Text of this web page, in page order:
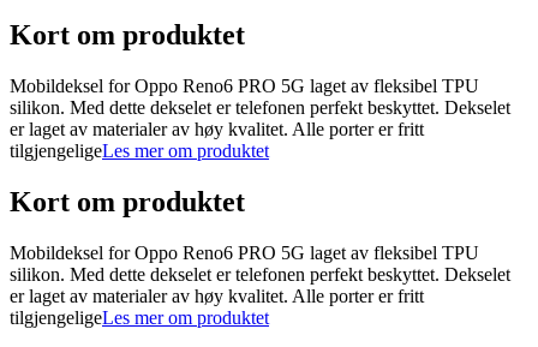
Kort om produktet
Mobildeksel for Oppo Reno6 PRO 5G laget av fleksibel TPU
silikon. Med dette dekselet er telefonen perfekt beskyttet. Dekselet
er laget av materialer av høy kvalitet. Alle porter er fritt
tilgjengeligeLes mer om produktet
Kort om produktet
Mobildeksel for Oppo Reno6 PRO 5G laget av fleksibel TPU
silikon. Med dette dekselet er telefonen perfekt beskyttet. Dekselet
er laget av materialer av høy kvalitet. Alle porter er fritt
tilgjengeligeLes mer om produktet